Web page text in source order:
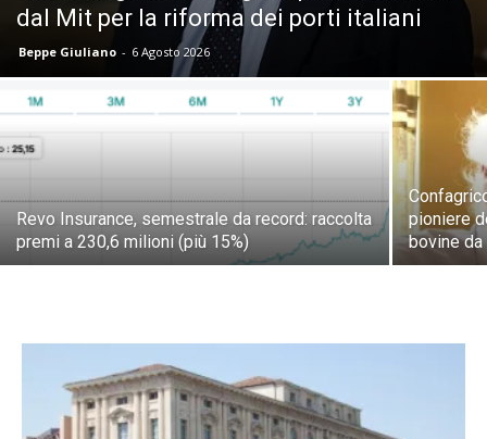
dal Mit per la riforma dei porti italiani
Beppe Giuliano - 6 Agosto 2026
Revo Insurance, semestrale da record: raccolta
premi a 230,6 milioni (più 15%)
pioniere
bovine